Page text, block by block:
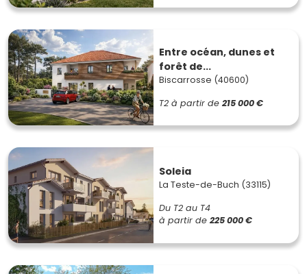
Entre océan, dunes et
forêt de...
Biscarrosse (40600)
T2 à partir de 215 000 €
Soleia
La Teste-de-Buch (33115)
Du T2 au T4
à partir de 225 000 €